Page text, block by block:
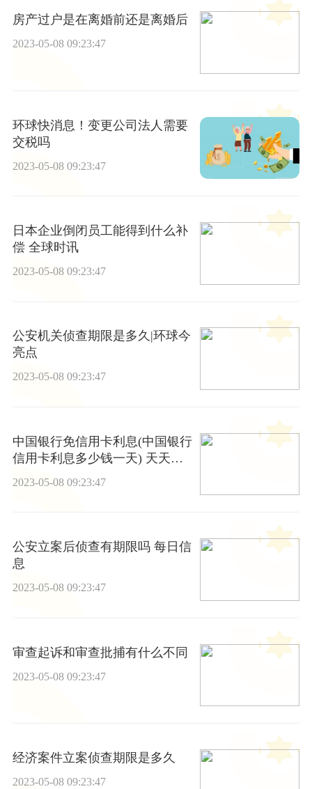
房产过户是在离婚前还是离婚后
2023-05-08 09:23:47
环球快消息！变更公司法人需要
交税吗
2023-05-08 09:23:47
日本企业倒闭员工能得到什么补
偿 全球时讯
2023-05-08 09:23:47
公安机关侦查期限是多久|环球今
亮点
2023-05-08 09:23:47
中国银行免信用卡利息(中国银行
信用卡利息多少钱一天) 天天通
2023-05-08 09:23:47
公安立案后侦查有期限吗 每日信
息
2023-05-08 09:23:47
审查起诉和审查批捕有什么不同
2023-05-08 09:23:47
经济案件立案侦查期限是多久
2023-05-08 09:23:47